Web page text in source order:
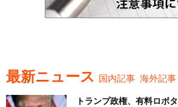
最新ニュース 国内記事 海外記事
トランプ政権、有料ロボ